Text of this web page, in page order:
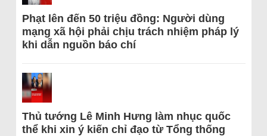
Phạt lên đến 50 triệu đồng: Người dùng
mạng xã hội phải chịu trách nhiệm pháp lý
khi dẫn nguồn báo chí
Thủ tướng Lê Minh Hưng làm nhục quốc
thể khi xin ý kiến chỉ đạo từ Tổng thống